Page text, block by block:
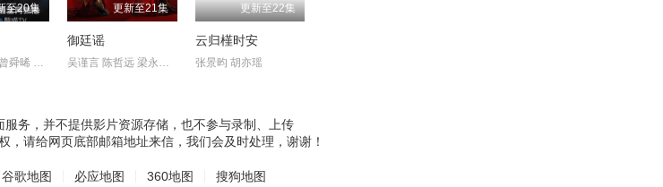
至20集 更新至21集
御廷谣
更新至22集
云归槿时安
张景昀 胡亦瑶
务，并不提供影片资源存储，也不参与录制、上传
，请给网页底部邮箱地址来信，我们会及时处理，谢谢！
谷歌地图 必应地图 360地图 搜狗地图